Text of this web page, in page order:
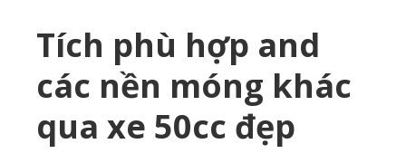
Tích phù hợp and
các nền móng khác
qua xe 50cc đẹp